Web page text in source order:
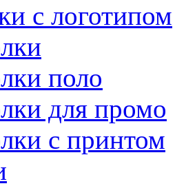
с логотипом
поло
для промо
с принтом